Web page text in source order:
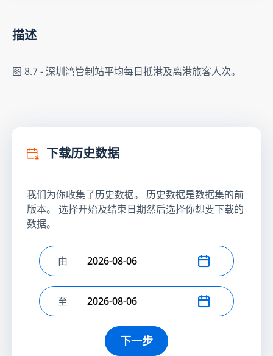
描述
图 8.7 - 深圳湾管制站平均每日抵港及离港旅客人次。
下载历史数据
我们为你收集了历史数据。 历史数据是数据集的前
版本。 选择开始及结束日期然后选择你想要下载的
数据。
选择开始日期
由
选择结束日期
至
下一步